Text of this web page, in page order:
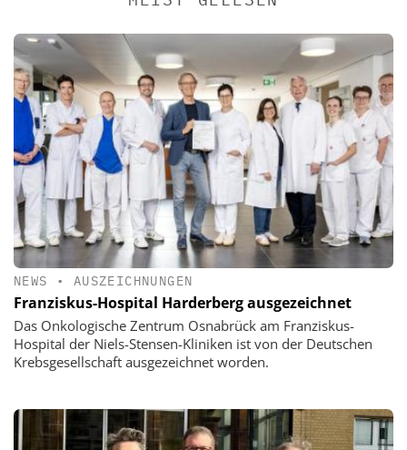
NEWS • AUSZEICHNUNGEN
Franziskus-Hospital Harderberg ausgezeichnet
Das Onkologische Zentrum Osnabrück am Franziskus-
Hospital der Niels-Stensen-Kliniken ist von der Deutschen
Krebsgesellschaft ausgezeichnet worden.